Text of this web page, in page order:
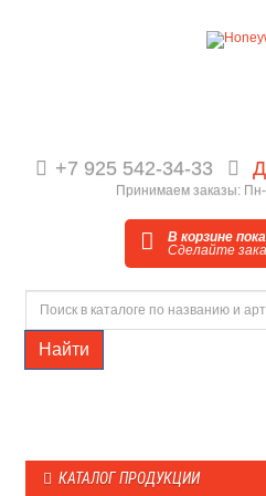
+7 925 542-34-33
Принимаем заказы:
В корзине
Сделайте
Найти
КАТАЛОГ ПРОДУКЦИИ